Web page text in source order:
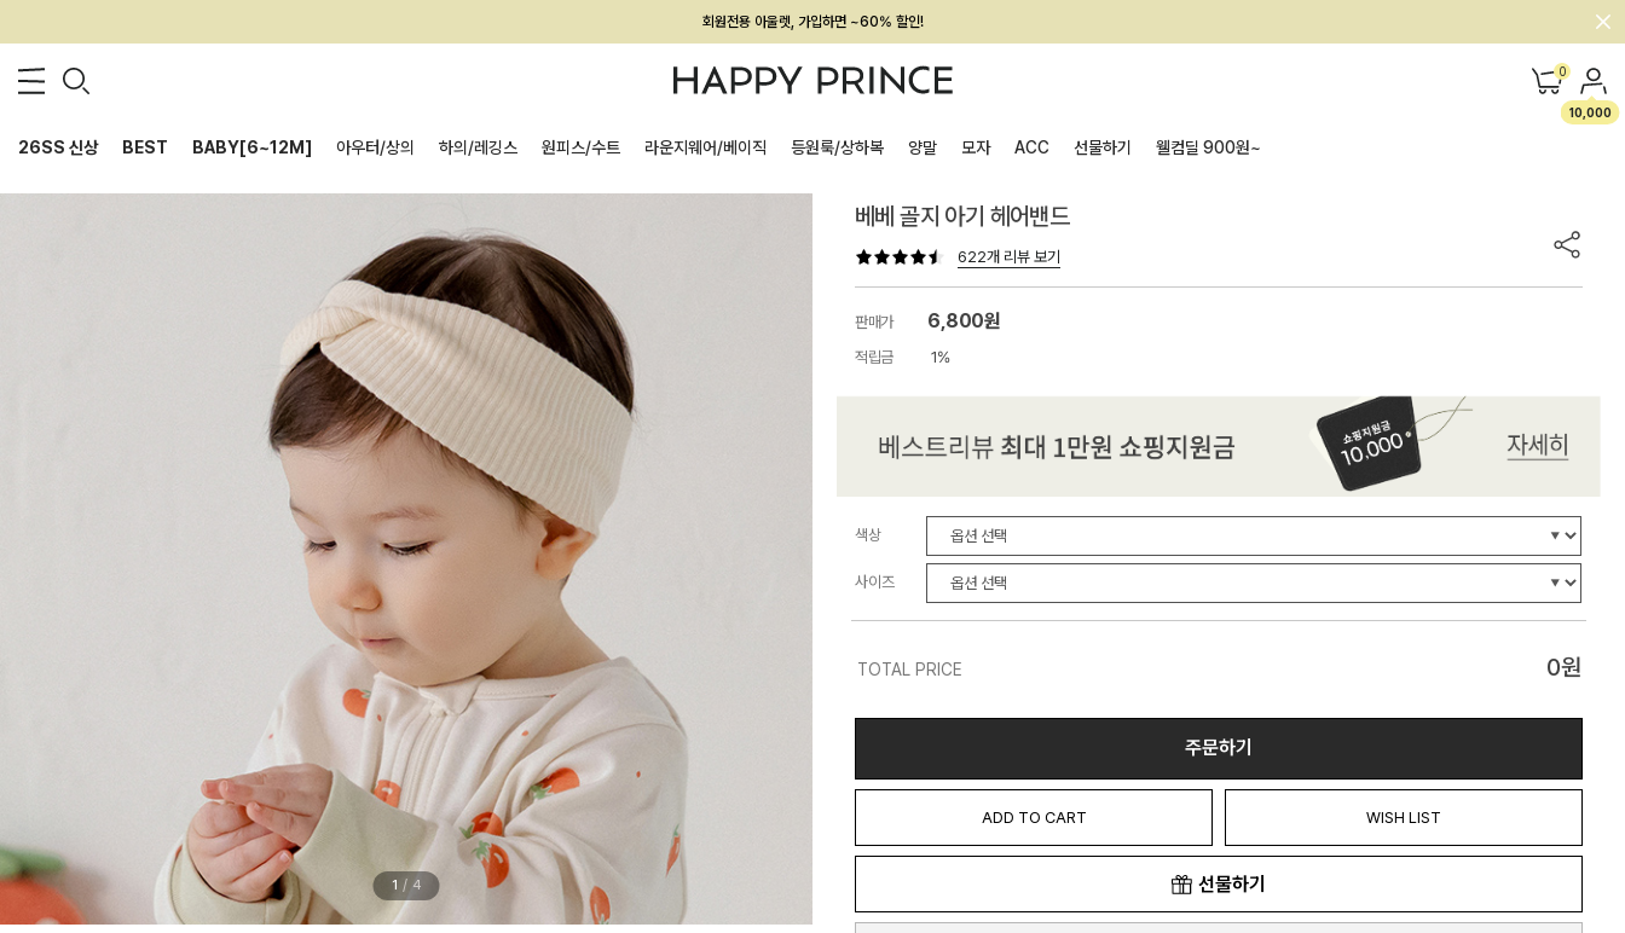
회원전용 아울렛, 가입하면 ~60% 할인!
멤버십 최대 28,000원 혜택 0
10,000
26SS 신상 BEST BABY[6~12M] 아우터/상의 하의/레깅스 원피스/수트 라운지웨어/베이직 등원룩/상하복 양말 모자 ACC 선물하기 웰컴딜 900원~
1 / 4
베베 골지 아기 헤어밴드
622개 리뷰 보기
판매가 6,800원
적립금 1%
색상
사이즈
TOTAL PRICE 0원
주문하기
ADD TO CART WISH LIST
선물하기